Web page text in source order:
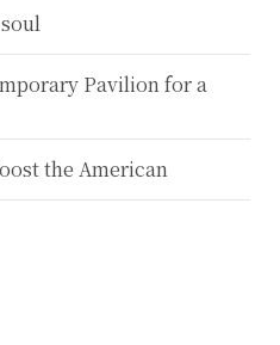
Pavilion for a
the American